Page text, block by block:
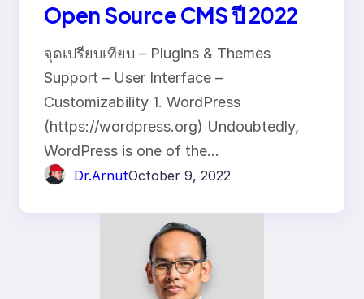
Open Source CMS ปี 2022
จุดเปรียบเทียบ – Plugins & Themes
Support – User Interface –
Customizability 1. WordPress
(https://wordpress.org) Undoubtedly,
WordPress is one of the…
Dr.ArnutOctober 9, 2022